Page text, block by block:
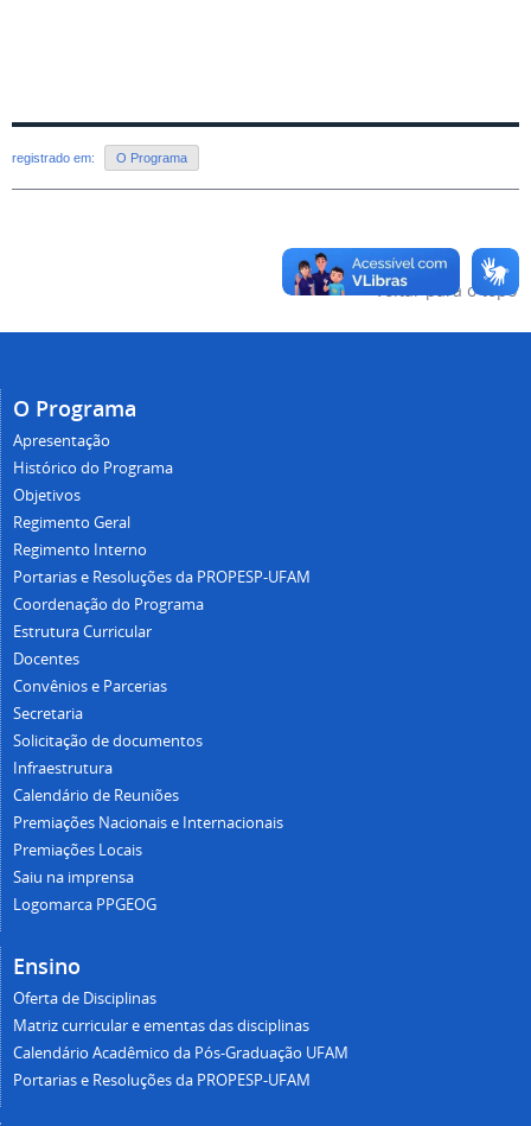
registrado em: O Programa
Voltar para o topo
O Programa
Apresentação
Histórico do Programa
Objetivos
Regimento Geral
Regimento Interno
Portarias e Resoluções da PROPESP-UFAM
Coordenação do Programa
Estrutura Curricular
Docentes
Convênios e Parcerias
Secretaria
Solicitação de documentos
Infraestrutura
Calendário de Reuniões
Premiações Nacionais e Internacionais
Premiações Locais
Saiu na imprensa
Logomarca PPGEOG
Ensino
Oferta de Disciplinas
Matriz curricular e ementas das disciplinas
Calendário Acadêmico da Pós-Graduação UFAM
Portarias e Resoluções da PROPESP-UFAM